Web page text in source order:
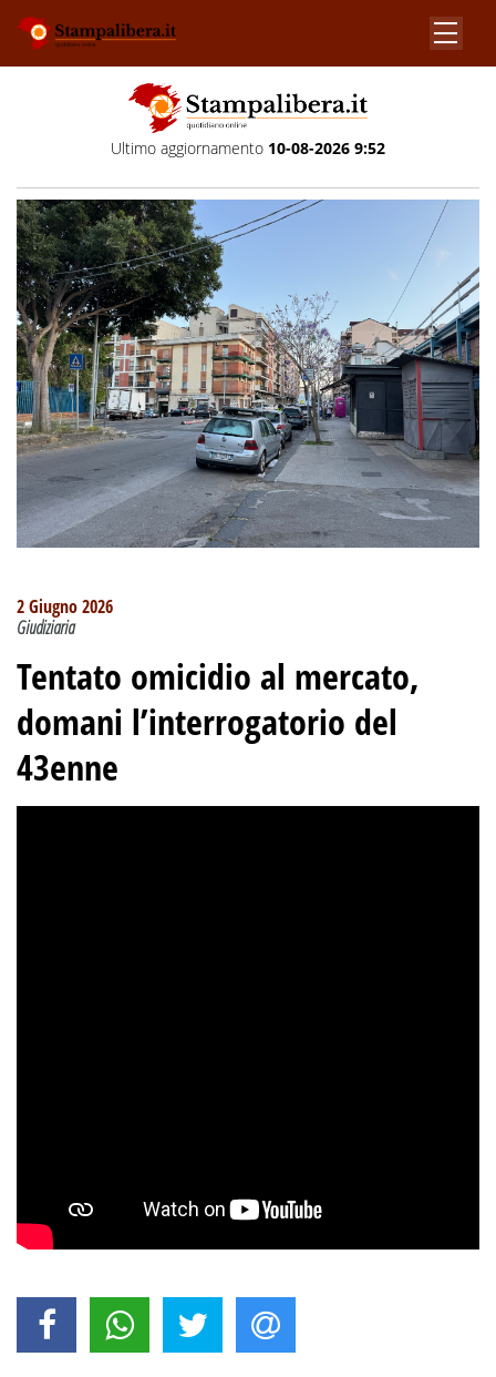
Ultimo aggiornamento 10-08-2026 9:52
2 Giugno 2026
Giudiziaria
Tentato omicidio al mercato,
domani l’interrogatorio del
43enne